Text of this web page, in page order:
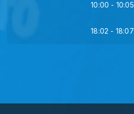
10:00 - 10:05
18:02 - 18:07